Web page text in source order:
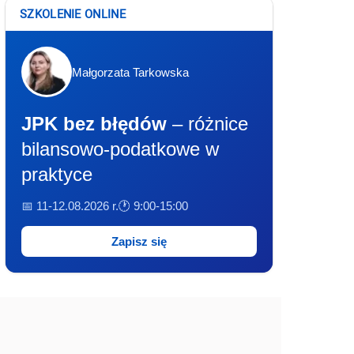
SZKOLENIE ONLINE
Małgorzata Tarkowska
JPK bez błędów – różnice
bilansowo-podatkowe w
praktyce
📅 11-12.08.2026 r.🕐 9:00-15:00
Zapisz się